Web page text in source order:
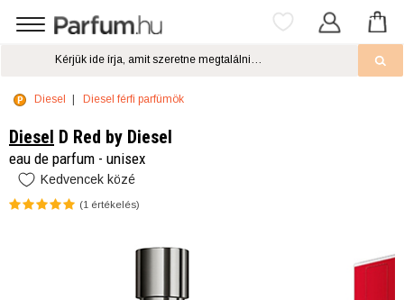
Diesel Diesel férfi parfümök
Diesel D Red by Diesel
eau de parfum - unisex
Kedvencek közé
(1 értékelés)